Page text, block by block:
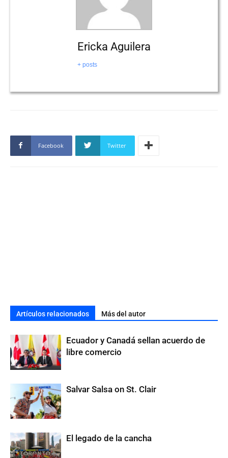
Ericka Aguilera
+ posts
Facebook Twitter
Artículos relacionados Más del autor
Ecuador y Canadá sellan acuerdo de
libre comercio
Salvar Salsa on St. Clair
El legado de la cancha